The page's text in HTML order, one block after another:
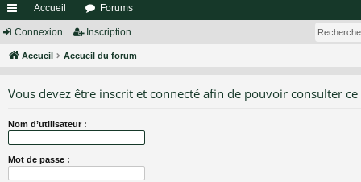
ac
co
s
Accueil Forums
Connexion Inscription
Accueil Accueil du forum
Vous devez être inscrit et connecté afin de pouvoir consulter
Nom d’utilisateur :
Mot de passe :